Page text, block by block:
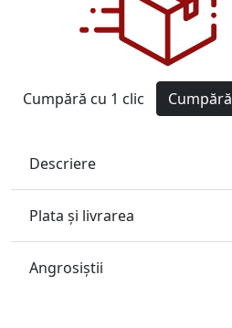
Cumpără cu 1 clic Cumpără
Descriere
Plata și livrarea
Angrosiştii